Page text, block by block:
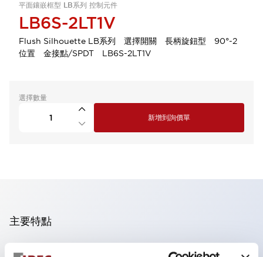
平面鑲嵌框型 LB系列 控制元件
LB6S-2LT1V
Flush Silhouette LB系列 選擇開關 長柄旋鈕型 90°-2
位置 金接點/SPDT LB6S-2LT1V
選擇數量
新增到詢價單
主要特點
操作面板的凹凸減少，呈現銳利感。